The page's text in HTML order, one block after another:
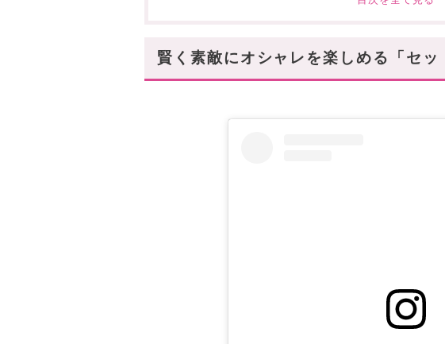
オシャレに見えるのに「楽チン」なセットア
賢く素敵にオシャレを楽しめる「セッ